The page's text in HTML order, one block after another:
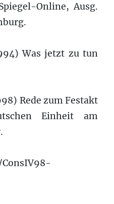
Online, Ausg.
Was jetzt zu tun
Rede zum Festakt
Einheit am